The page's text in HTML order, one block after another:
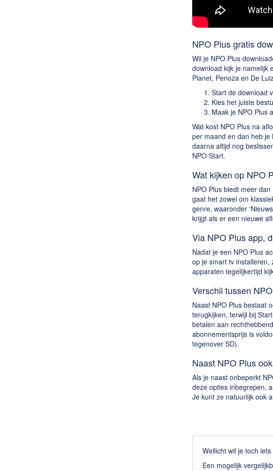
NPO Plus gratis
Wil je NPO Plus
download kijk je namelijk
Planet, Penoza en De
Start de download
Kies het juiste
Maak je NPO Plus
Wat kost NPO Plus na
per maand en dan heb
daarna altijd nog
NPO Start.
Wat kijken op NPO
NPO Plus biedt meer
gaat het zowel om
genre, waaronder
krijgt als er een nieuwe
Via NPO Plus app,
Nadat je een NPO Plus
op je smart tv installeren,
apparaten tegelijkertijd
Verschil tussen
Naast NPO Plus bestaat
terugkijken, terwijl bij
betalen aan
abonnementsprijs is
tegenover SD).
Naast NPO Plus
Als je naast onbeperkt
deze opties inbegrepen,
Je kunt ze natuurlijk ook
Wellicht wil je toch
Een mogelijk